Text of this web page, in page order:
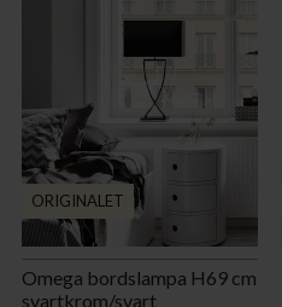
ORIGINALET
Omega bordslampa H69 cm
svartkrom/svart